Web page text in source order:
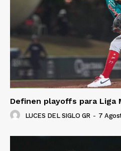
Definen playoffs para Liga
LUCES DEL SIGLO GR - 7